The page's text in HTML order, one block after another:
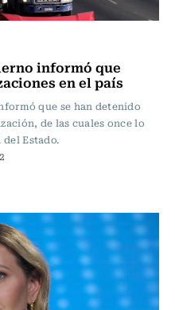
informó que
en el país
que se han detenido
de las cuales once lo
Estado.